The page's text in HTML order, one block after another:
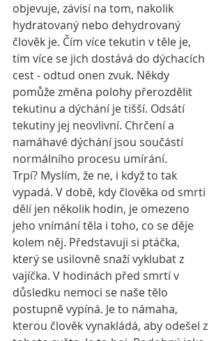
objevuje, závisí na tom, nakolik
hydratovaný nebo dehydrovaný
člověk je. Čím více tekutin v těle je,
tím více se jich dostává do dýchacích
cest - odtud onen zvuk. Někdy
pomůže změna polohy přerozdělit
tekutinu a dýchání je tišší. Odsátí
tekutiny jej neovlivní. Chrčení a
namáhavé dýchání jsou součástí
normálního procesu umírání.
Trpí? Myslím, že ne, i když to tak
vypadá. V době, kdy člověka od smrti
dělí jen několik hodin, je omezeno
jeho vnímání těla i toho, co se děje
kolem něj. Představuji si ptáčka,
který se usilovně snaží vyklubat z
vajíčka. V hodinách před smrtí v
důsledku nemoci se naše tělo
postupně vypíná. Je to námaha,
kterou člověk vynakládá, aby odešel z